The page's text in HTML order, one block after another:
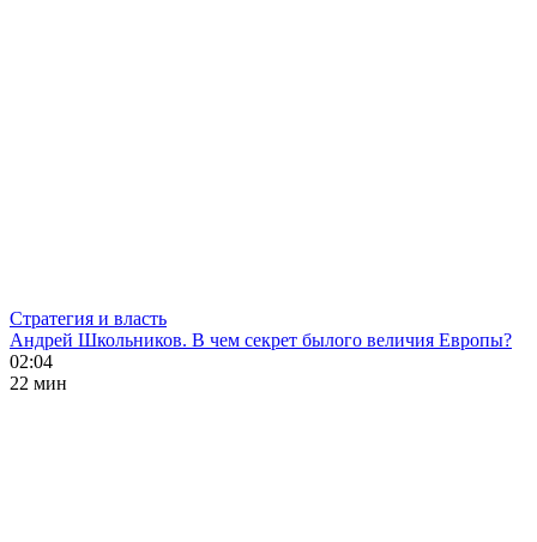
Стратегия и власть
Андрей Школьников. В чем секрет былого величия Европы?
02:04
22 мин